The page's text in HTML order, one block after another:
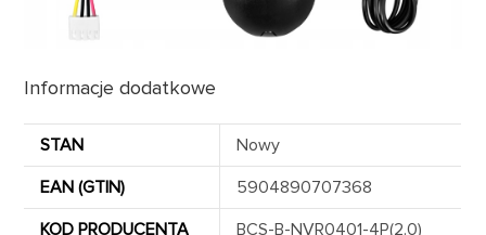
Informacje dodatkowe
STAN
Nowy
EAN (GTIN)
5904890707368
KOD PRODUCENTA
BCS-B-NVR0401-4P(2.0)